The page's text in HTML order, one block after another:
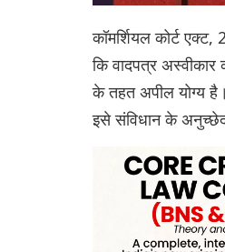
कॉमर्शियल कोर्ट
कि वादपत्र
के तहत अपील योग्य
इसे संविधान के अनुच्छेद